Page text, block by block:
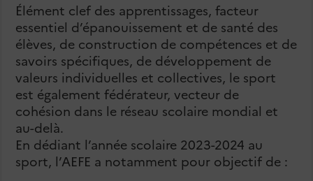
Élément clef des apprentissages, facteur
essentiel d’épanouissement et de santé des
élèves, de construction de compétences et de
savoirs spécifiques, de développement de
valeurs individuelles et collectives, le sport
est également fédérateur, vecteur de
cohésion dans le réseau scolaire mondial et
au-delà.
En dédiant l’année scolaire 2023-2024 au
sport, l’AEFE a notamment pour objectif de :